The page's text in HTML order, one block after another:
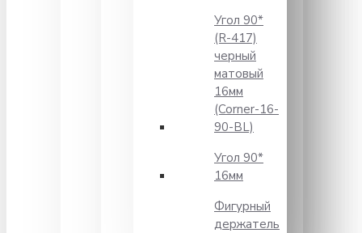
Угол 90*
(R-417)
черный
матовый
16мм
(Corner-16-
90-BL)
Угол 90*
16мм
Фигурный
держатель